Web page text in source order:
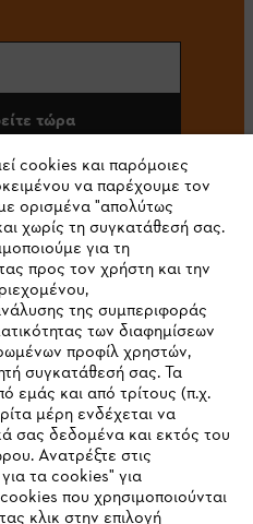
τώρα
#STIHL
cookies και παρόμοιες
να παρέχουμε τον
ορισμένα "απολύτως
χωρίς τη συγκατάθεσή σας.
για τη
προς τον χρήστη και την
της συμπεριφοράς
των διαφημίσεων
προφίλ χρηστών,
συγκατάθεσή σας. Τα
εμάς και από τρίτους (π.χ.
μέρη ενδέχεται να
σας δεδομένα και εκτός του
Ανατρέξτε στις
τα cookies" για
που χρησιμοποιούνται
κλικ στην επιλογή